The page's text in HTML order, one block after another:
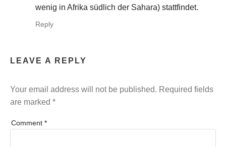
wenig in Afrika südlich der Sahara) stattfindet.
Reply
LEAVE A REPLY
Your email address will not be published. Required fields
are marked *
Comment *